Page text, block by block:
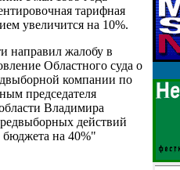
тарифная
увеличится на 10%.
направил жалобу в
Областного суда о
компании по
председателя
Владимира
действий
бюджета на 40%"